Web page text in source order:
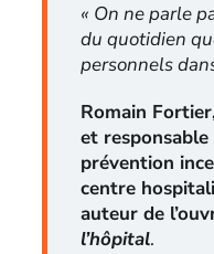
« On ne parle
du quotidien
personnels
Romain
et
prévention
centre
auteur de
l’hôpital.